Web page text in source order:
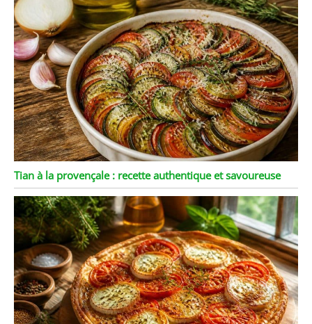
Tian à la provençale : recette authentique et savoureuse